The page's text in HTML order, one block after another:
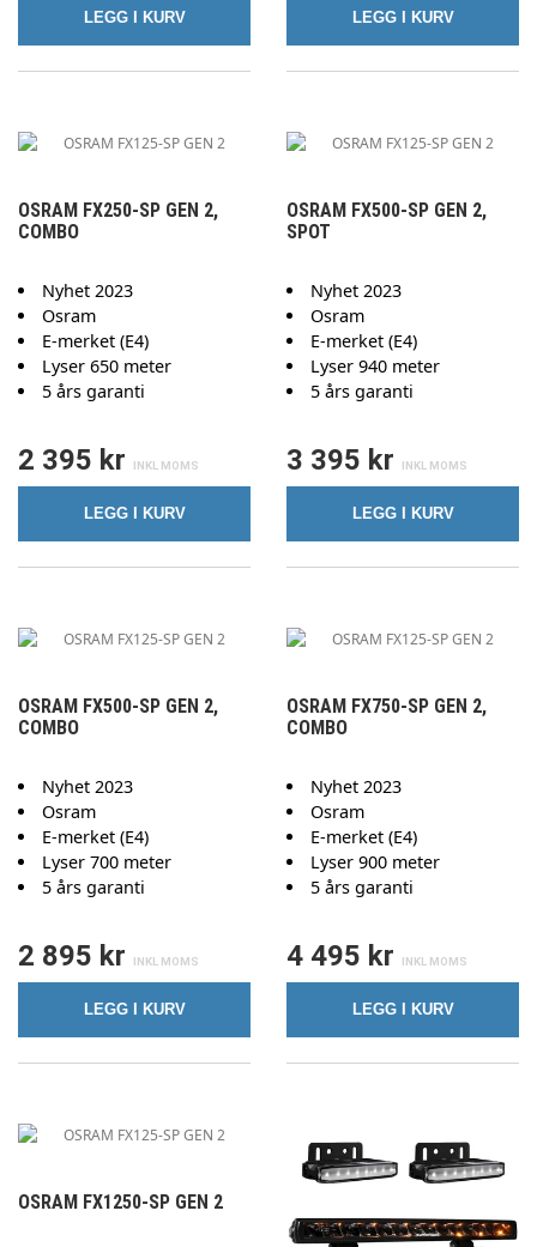
LEGG I KURV LEGG I KURV
OSRAM FX250-SP GEN 2,
COMBO
Nyhet 2023
Osram
E-merket (E4)
Lyser 650 meter
5 års garanti
2 395 kr
LEGG I KURV
OSRAM FX500-SP GEN 2,
SPOT
Nyhet 2023
Osram
E-merket (E4)
Lyser 940 meter
5 års garanti
3 395 kr
LEGG I KURV
OSRAM FX500-SP GEN 2,
COMBO
Nyhet 2023
Osram
E-merket (E4)
Lyser 700 meter
5 års garanti
2 895 kr
LEGG I KURV
OSRAM FX750-SP GEN 2,
COMBO
Nyhet 2023
Osram
E-merket (E4)
Lyser 900 meter
5 års garanti
4 495 kr
LEGG I KURV
OSRAM FX1250-SP GEN 2